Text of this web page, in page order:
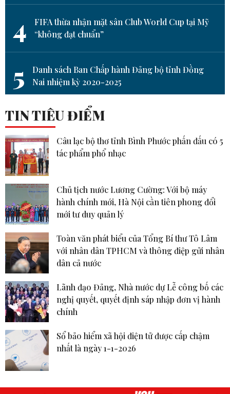
4
FIFA thừa nhận mặt sân Club World Cup tại Mỹ
“không đạt chuẩn”
5
Danh sách Ban Chấp hành Đảng bộ tỉnh Đồng
Nai nhiệm kỳ 2020-2025
TIN TIÊU ĐIỂM
Câu lạc bộ thơ tỉnh Bình Phước phấn đấu có 5
tác phẩm phổ nhạc
Chủ tịch nước Lương Cường: Với bộ máy
hành chính mới, Hà Nội cần tiên phong đổi
mới tư duy quản lý
Toàn văn phát biểu của Tổng Bí thư Tô Lâm
với nhân dân TPHCM và thông điệp gửi nhân
dân cả nước
Lãnh đạo Đảng, Nhà nước dự Lễ công bố các
nghị quyết, quyết định sáp nhập đơn vị hành
chính
Sổ bảo hiểm xã hội điện tử được cấp chậm
nhất là ngày 1-1-2026